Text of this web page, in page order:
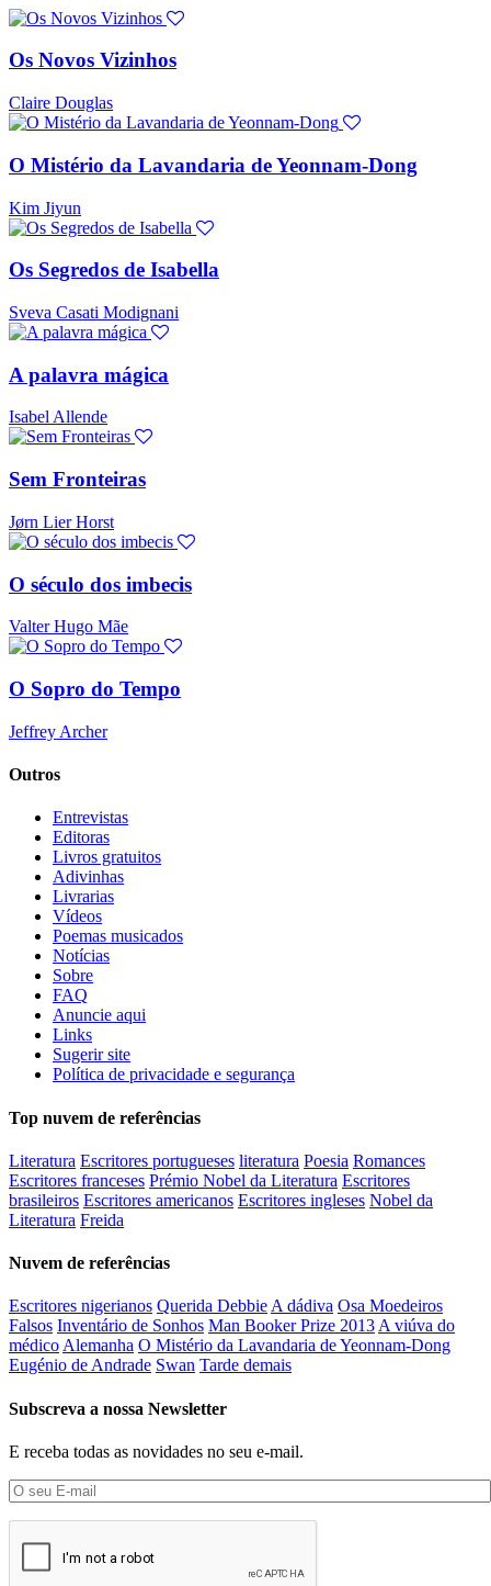
Os Novos Vizinhos
Claire Douglas
O Mistério da Lavandaria de Yeonnam-Dong
Kim Jiyun
Os Segredos de Isabella
Sveva Casati Modignani
A palavra mágica
Isabel Allende
Sem Fronteiras
Jørn Lier Horst
O século dos imbecis
Valter Hugo Mãe
O Sopro do Tempo
Jeffrey Archer
Outros
Entrevistas
Editoras
Livros gratuitos
Adivinhas
Livrarias
Vídeos
Poemas musicados
Notícias
Sobre
FAQ
Anuncie aqui
Links
Sugerir site
Política de privacidade e segurança
Top nuvem de referências
Literatura Escritores portugueses literatura Poesia Romances
Escritores franceses Prémio Nobel da Literatura Escritores
brasileiros Escritores americanos Escritores ingleses Nobel da
Literatura Freida
Nuvem de referências
Escritores nigerianos Querida Debbie A dádiva Osa Moedeiros
Falsos Inventário de Sonhos Man Booker Prize 2013 A viúva do
médico Alemanha O Mistério da Lavandaria de Yeonnam-Dong
Eugénio de Andrade Swan Tarde demais
Subscreva a nossa Newsletter
E receba todas as novidades no seu e-mail.